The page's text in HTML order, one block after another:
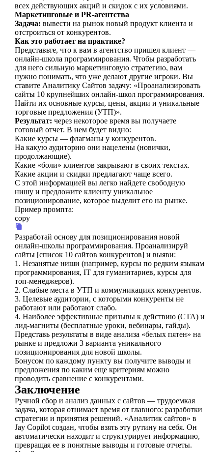
всех действующих акций и скидок с их условиями.
Маркетинговые и PR-агентства
Задача: вывести на рынок новый продукт клиента и
отстроиться от конкурентов.
Как это работает на практике?
Представьте, что к вам в агентство пришел клиент —
онлайн-школа программирования. Чтобы разработать
для него сильную маркетинговую стратегию, вам
нужно понимать, что уже делают другие игроки. Вы
ставите Аналитику Сайтов задачу: «Проанализировать
сайты 10 крупнейших онлайн-школ программирования.
Найти их основные курсы, цены, акции и уникальные
торговые предложения (УТП)».
Результат: через некоторое время вы получаете
готовый отчет. В нем будет видно:
Какие курсы — флагманы у конкурентов.
На какую аудиторию они нацелены (новички,
продолжающие).
Какие «боли» клиентов закрывают в своих текстах.
Какие акции и скидки предлагают чаще всего.
С этой информацией вы легко найдете свободную
нишу и предложите клиенту уникальное
позиционирование, которое выделит его на рынке.
Пример промпта:
copy
Разработай основу для позиционирования новой
онлайн-школы программирования. Проанализируй
сайты [список 10 сайтов конкурентов] и выяви:
1. Незанятые ниши (например, курсы по редким языкам
программирования, IT для гуманитариев, курсы для
топ-менеджеров).
2. Слабые места в УТП и коммуникациях конкурентов.
3. Целевые аудитории, с которыми конкуренты не
работают или работают слабо.
4. Наиболее эффективные призывы к действию (CTA) и
лид-магниты (бесплатные уроки, вебинары, гайды).
Представь результаты в виде анализа «белых пятен» на
рынке и предложи 3 варианта уникального
позиционирования для новой школы.
Бонусом по каждому пункту вы получите выводы и
предложения по каким еще критериям можно
проводить сравнение с конкурентами.
Заключение
Ручной сбор и анализ данных с сайтов — трудоемкая
задача, которая отнимает время от главного: разработки
стратегии и принятия решений. «Аналитик сайтов» в
Jay Copilot создан, чтобы взять эту рутину на себя. Он
автоматически находит и структурирует информацию,
превращая ее в понятные выводы и готовые отчеты.